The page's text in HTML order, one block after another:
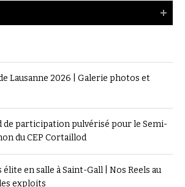
Lausanne 2026 | Galerie photos et
de participation pulvérisé pour le Semi-
du CEP Cortaillod
élite en salle à Saint-Gall | Nos Reels au
exploits